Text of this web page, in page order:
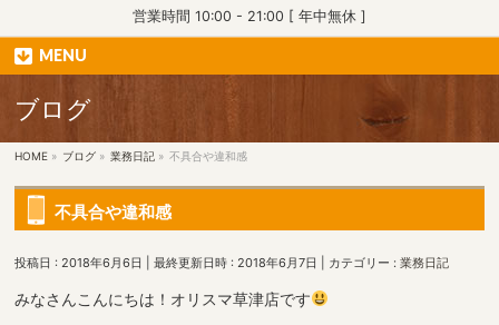
営業時間 10:00 - 21:00 [ 年中無休 ]
MENU
ブログ
HOME » ブログ » 業務日記 » 不具合や違和感
不具合や違和感
投稿日 : 2018年6月6日 最終更新日時 : 2018年6月7日 カテゴリー :業務日記
みなさんこんにちは！オリスマ草津店です